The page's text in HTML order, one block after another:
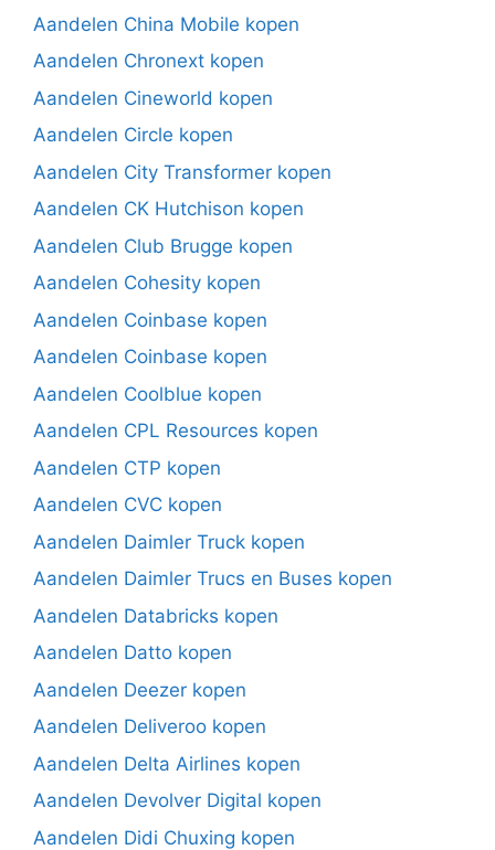
Aandelen China Mobile kopen
Aandelen Chronext kopen
Aandelen Cineworld kopen
Aandelen Circle kopen
Aandelen City Transformer kopen
Aandelen CK Hutchison kopen
Aandelen Club Brugge kopen
Aandelen Cohesity kopen
Aandelen Coinbase kopen
Aandelen Coinbase kopen
Aandelen Coolblue kopen
Aandelen CPL Resources kopen
Aandelen CTP kopen
Aandelen CVC kopen
Aandelen Daimler Truck kopen
Aandelen Daimler Trucs en Buses kopen
Aandelen Databricks kopen
Aandelen Datto kopen
Aandelen Deezer kopen
Aandelen Deliveroo kopen
Aandelen Delta Airlines kopen
Aandelen Devolver Digital kopen
Aandelen Didi Chuxing kopen